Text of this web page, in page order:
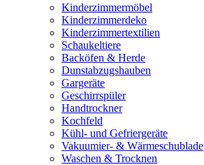
Kinderzimmermöbel
Kinderzimmerdeko
Kinderzimmertextilien
Schaukeltiere
Backöfen & Herde
Dunstabzugshauben
Gargeräte
Geschirrspüler
Handtrockner
Kochfeld
Kühl- und Gefriergeräte
Vakuumier- & Wärmeschublade
Waschen & Trocknen